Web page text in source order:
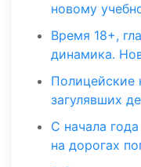
новому
Время 18+,
динамика.
Полицейские
загулявших
С начала
на дорогах